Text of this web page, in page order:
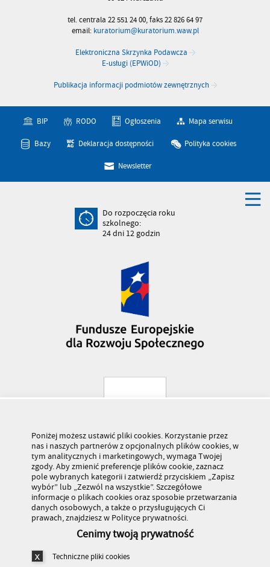
tel. centrala 22 551 24 00, faks 22 826 64 97
email: kuratorium@kuratorium.waw.pl
Elektroniczna Skrzynka Podawcza
E-usługi (EPWiOD)
Publikacja informacji podmiotów zewnętrznych
BIP RODO Ogłoszenia Mapa serwisu
Bazy Deklaracja dostępności Polityka cookies
Newsletter
Do rozpoczęcia roku
szkolnego:
24dni 12godzin
Poniżej możesz ustawić pliki cookies. Korzystanie przez
nas i naszych partnerów z opcjonalnych plików cookies, w
tym analitycznych i marketingowych, wymaga Twojej
zgody. Aby zmienić preferencje plików cookie, zaznacz
pole wybranych kategorii i zatwierdź przyciskiem „Zapisz
wybór” lub „Zezwól na wszystkie”. Szczegółowe
informacje o plikach cookies oraz sposobie przetwarzania
danych osobowych, a także o przysługujących Ci
prawach, znajdziesz w Polityce prywatności.
Cenimy twoją prywatność
Techniczne pliki cookies